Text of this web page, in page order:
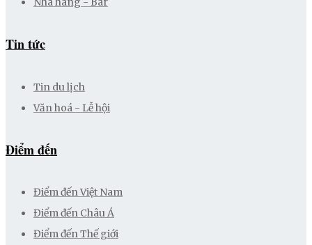
Tin tức
Tin du lịch
Văn hoá - Lễ hội
Điểm đến
Điểm đến Việt Nam
Điểm đến Châu Á
Điểm đến Thế giới